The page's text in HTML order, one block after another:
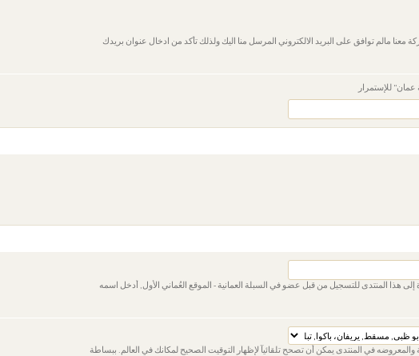
معنا مالم توافق على البريد الالكتروني المرسل منا اليك ولذلك تأكد من ادخال عنوان بريدك
عمان" للإستمرار
إلى هذا المنتدى للتسجيل من قبل عضو في السبلة العمانية - الموقع العُماني الأول, أدخل اسمه
والمعروضه في المنتدى يمكن أن تصحح تلقائيآ لإظهار التوقيت الصحيح لمكانك في العالم. ببساطة